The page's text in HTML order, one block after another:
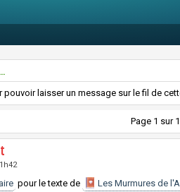
pouvoir laisser un message sur le fil de
Page 1 sur 1
pour le texte de Les Murmures de